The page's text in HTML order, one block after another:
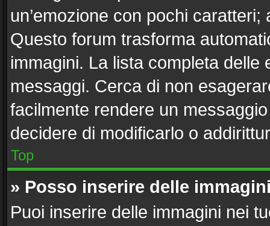
un’emozione con pochi
Questo forum trasforma
immagini. La lista completa delle
messaggi. Cerca di non
facilmente rendere un
decidere di modificarlo o
Top
» Posso inserire delle
Puoi inserire delle immagini nei